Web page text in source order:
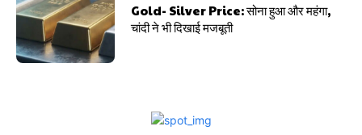
Gold- Silver Price: सोना हुआ और महंगा,
चांदी ने भी दिखाई मजबूती